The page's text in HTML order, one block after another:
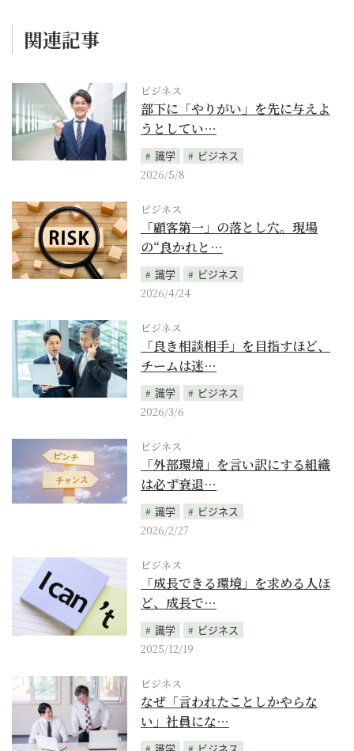
関連記事
ビジネス
部下に「やりがい」を先に与えよ
うとしてい…
識学
ビジネス
2026/5/8
ビジネス
「顧客第一」の落とし穴。現場
の“良かれと…
識学
ビジネス
2026/4/24
ビジネス
「良き相談相手」を目指すほど、
チームは迷…
識学
ビジネス
2026/3/6
ビジネス
「外部環境」を言い訳にする組織
は必ず衰退…
識学
ビジネス
2026/2/27
ビジネス
「成長できる環境」を求める人ほ
ど、成長で…
識学
ビジネス
2025/12/19
ビジネス
なぜ「言われたことしかやらな
い」社員にな…